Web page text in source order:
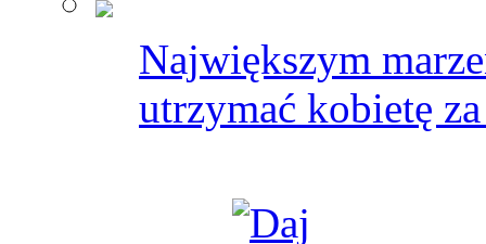
Największym
utrzymać kobietę